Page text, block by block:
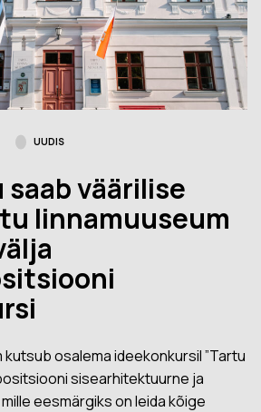
UUDIS
väärilise
linnamuuseum
kutsub osalema ideekonkursil ”Tartu
sisearhitektuurne ja
eesmärgiks on leida kõige